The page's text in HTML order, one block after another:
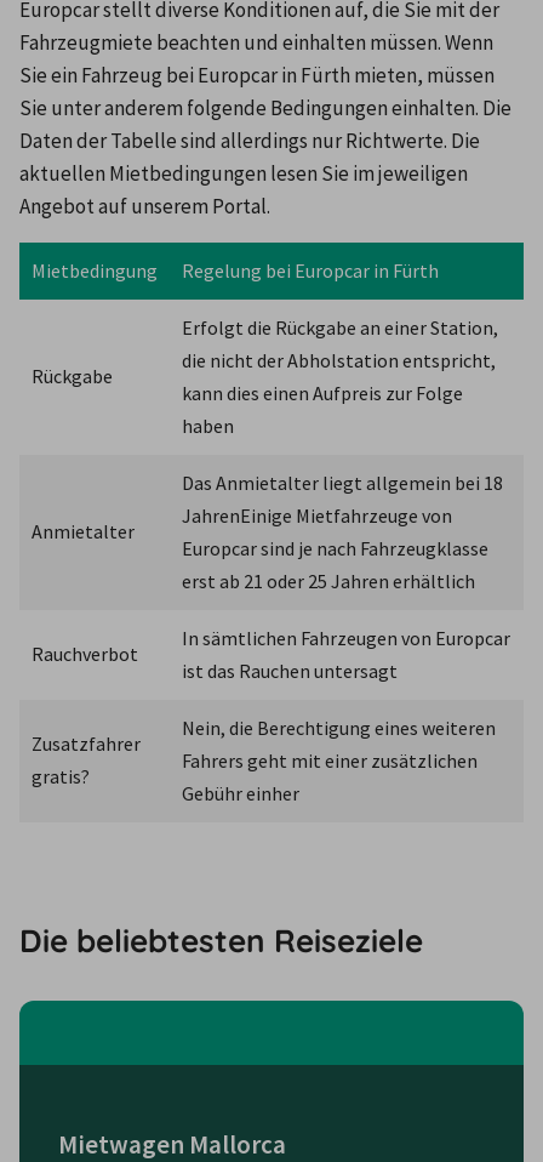
Europcar stellt diverse Konditionen auf, die Sie mit der
Fahrzeugmiete beachten und einhalten müssen. Wenn
Sie ein Fahrzeug bei Europcar in Fürth mieten, müssen
Sie unter anderem folgende Bedingungen einhalten. Die
Daten der Tabelle sind allerdings nur Richtwerte. Die
aktuellen Mietbedingungen lesen Sie im jeweiligen
Angebot auf unserem Portal.
Mietbedingung Regelung bei Europcar in Fürth
Rückgabe
Erfolgt die Rückgabe an einer Station,
die nicht der Abholstation entspricht,
kann dies einen Aufpreis zur Folge
haben
Anmietalter
Das Anmietalter liegt allgemein bei 18
JahrenEinige Mietfahrzeuge von
Europcar sind je nach Fahrzeugklasse
erst ab 21 oder 25 Jahren erhältlich
Rauchverbot
In sämtlichen Fahrzeugen von Europcar
ist das Rauchen untersagt
Zusatzfahrer
gratis?
Nein, die Berechtigung eines weiteren
Fahrers geht mit einer zusätzlichen
Gebühr einher
Die beliebtesten Reiseziele
Mietwagen Mallorca